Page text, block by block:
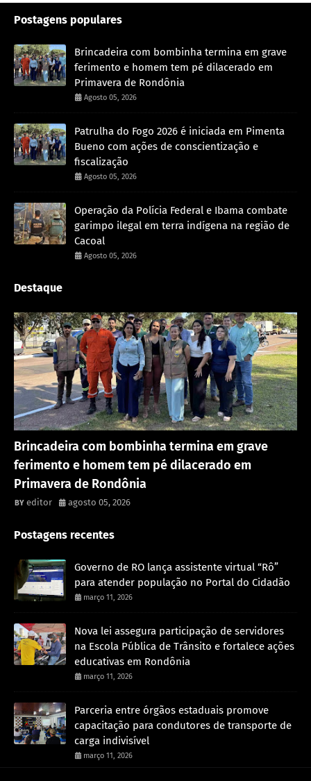
Postagens populares
Brincadeira com bombinha termina em grave
ferimento e homem tem pé dilacerado em
Primavera de Rondônia
Agosto 05, 2026
Patrulha do Fogo 2026 é iniciada em Pimenta
Bueno com ações de conscientização e
fiscalização
Agosto 05, 2026
Operação da Polícia Federal e Ibama combate
garimpo ilegal em terra indígena na região de
Cacoal
Agosto 05, 2026
Destaque
Brincadeira com bombinha termina em grave
ferimento e homem tem pé dilacerado em
Primavera de Rondônia
editor agosto 05, 2026
Postagens recentes
Governo de RO lança assistente virtual “Rô”
para atender população no Portal do Cidadão
março 11, 2026
Nova lei assegura participação de servidores
na Escola Pública de Trânsito e fortalece ações
educativas em Rondônia
março 11, 2026
Parceria entre órgãos estaduais promove
capacitação para condutores de transporte de
carga indivisível
março 11, 2026